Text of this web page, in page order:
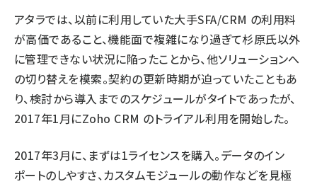
アタラでは、以前に利用していた大手SFA/CRM の利用料
が高価であること、機能面で複雑になり過ぎて杉原氏以外
に管理できない状況に陥ったことから、他ソリューションへ
の切り替えを模索。契約の更新時期が迫っていたこともあ
り、検討から導入までのスケジュールがタイトであったが、
2017年1月にZoho CRM のトライアル利用を開始した。
2017年3月に、まずは1ライセンスを購入。データのイン
ポートのしやすさ、カスタムモジュールの動作などを見極